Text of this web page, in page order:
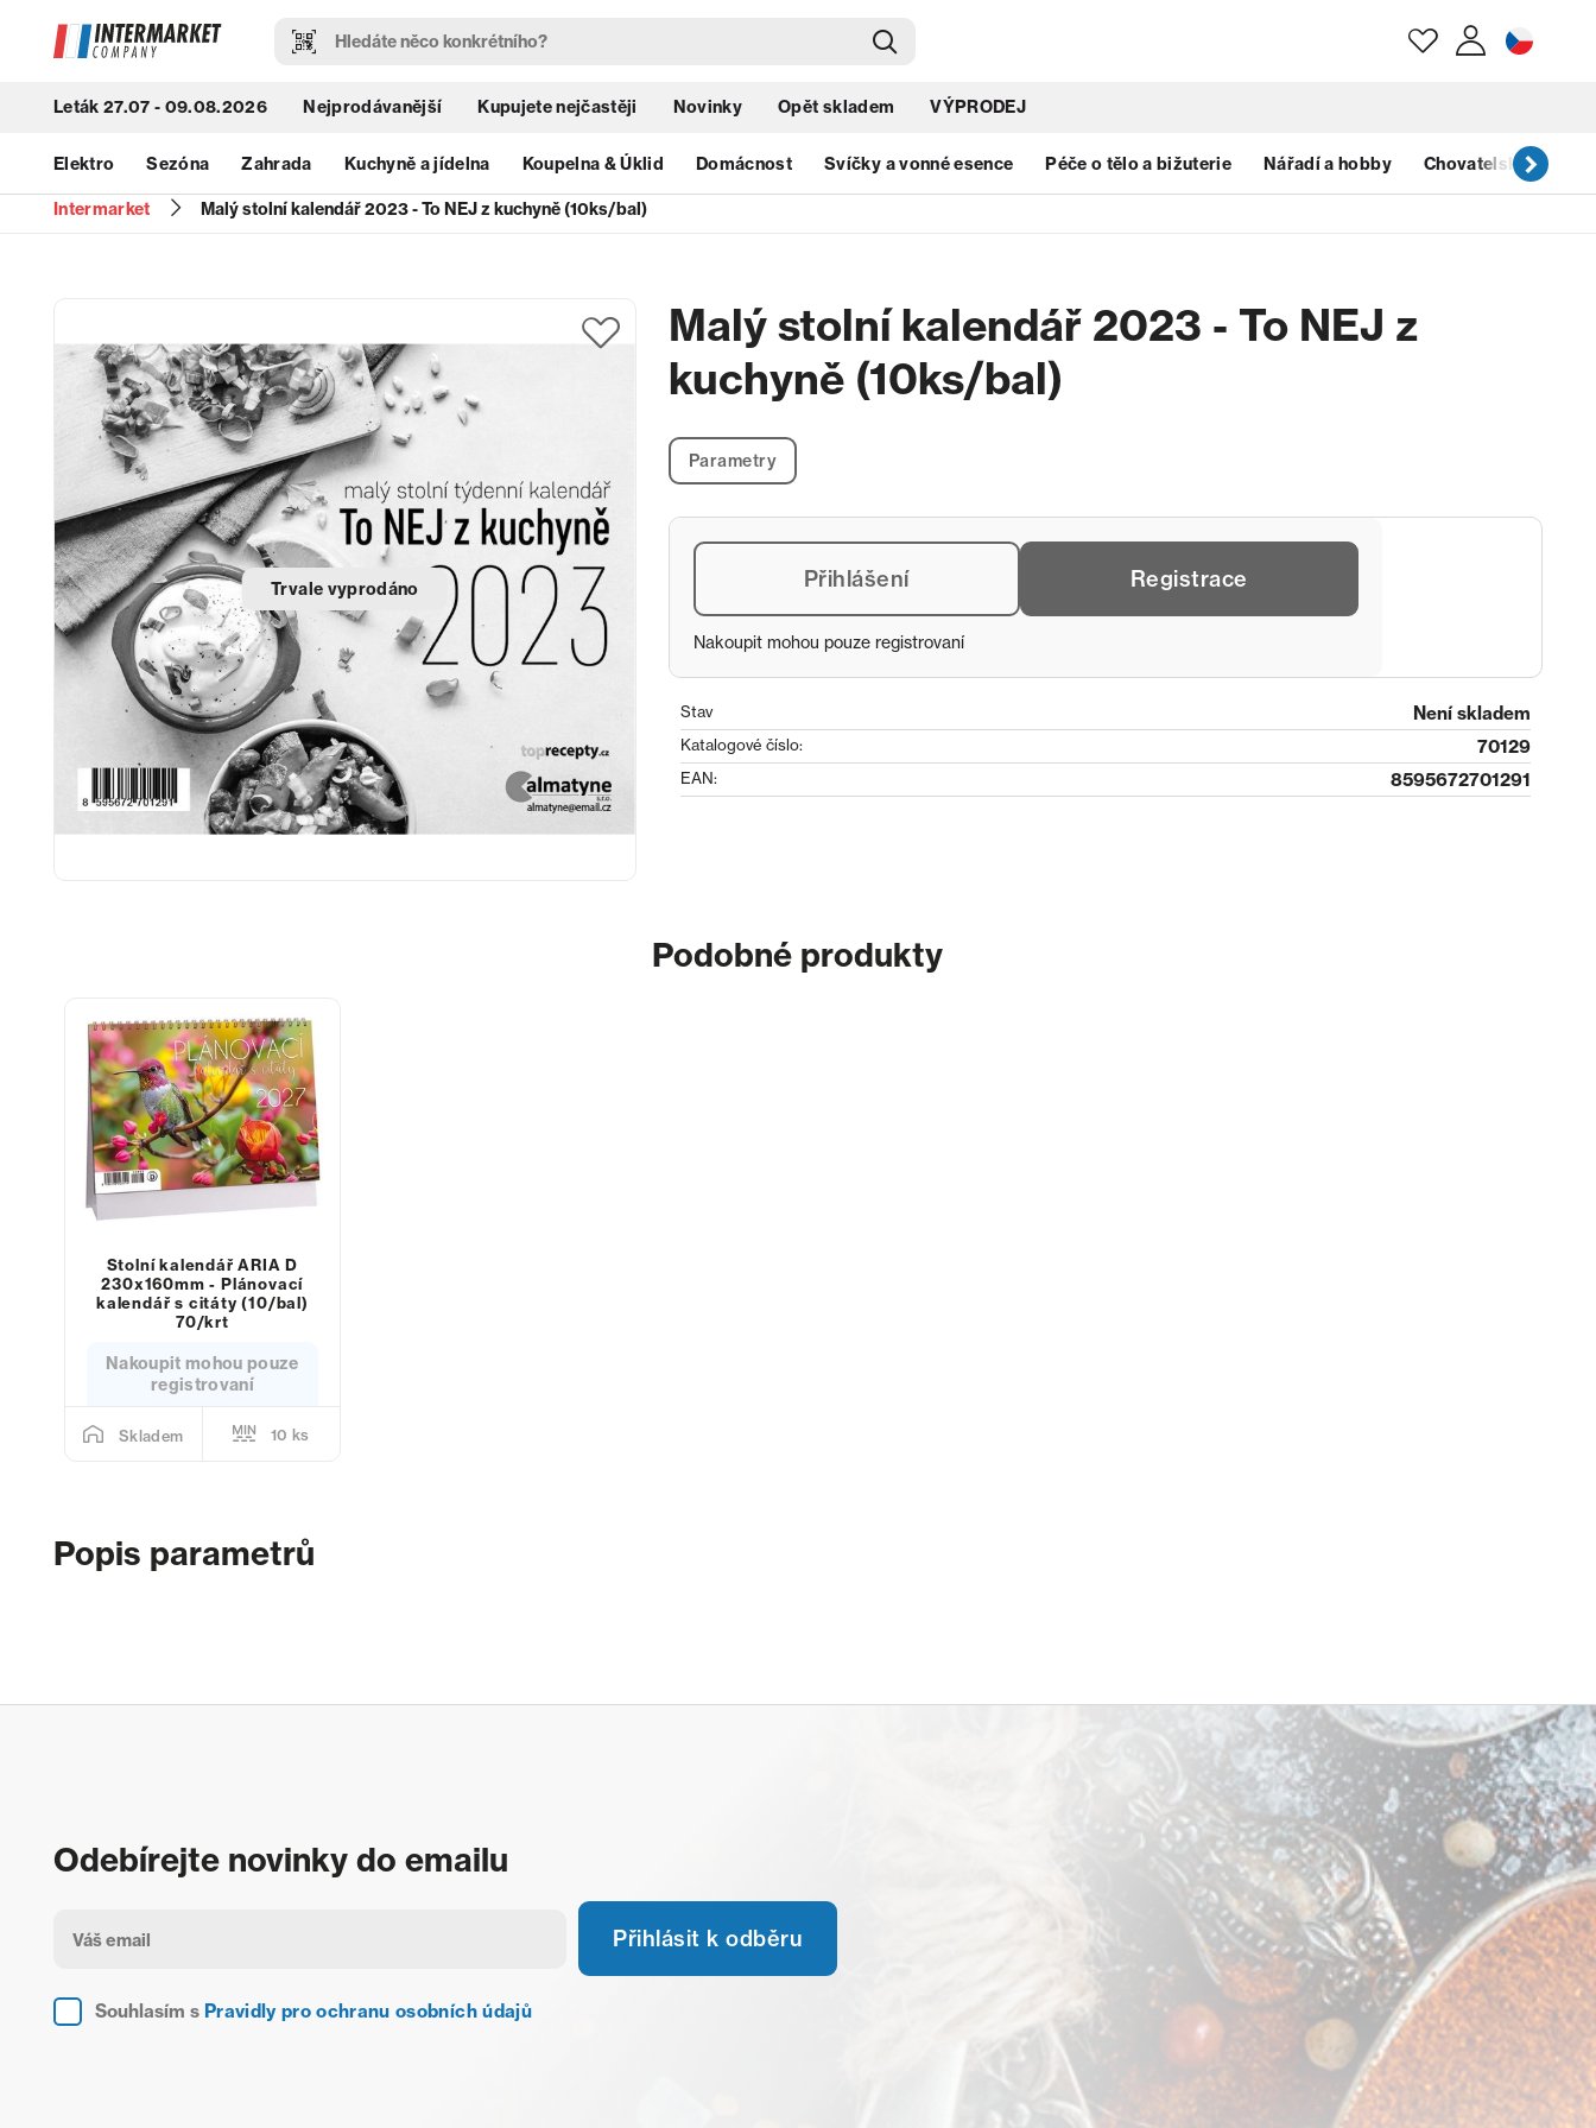
Leták 27.07 - 09.08.2026 Nejprodávanější Kupujete nejčastěji Novinky Opět skladem VÝPRODEJ
Elektro Sezóna Zahrada Kuchyně a jídelna Koupelna & Úklid Domácnost Svíčky a vonné esence Péče o tělo a bižuterie Nářadí a hobby Chovatelské
Intermarket Malý stolní kalendář 2023 - To NEJ z kuchyně (10ks/bal)
Malý stolní kalendář 2023 - To NEJ z
kuchyně (10ks/bal)
Parametry
Trvale vyprodáno Přihlášení Registrace
Nakoupit mohou pouze registrovaní
Stav Není skladem
Katalogové číslo: 70129
EAN: 8595672701291
Podobné produkty
Stolní kalendář ARIA D
230x160mm - Plánovací
kalendář s citáty (10/bal)
70/krt
Nakoupit mohou pouze
registrovaní
Skladem 10 ks
Popis parametrů
Odebírejte novinky do emailu
Souhlasím s Pravidly pro ochranu osobních údajů
Přihlásit k odběru